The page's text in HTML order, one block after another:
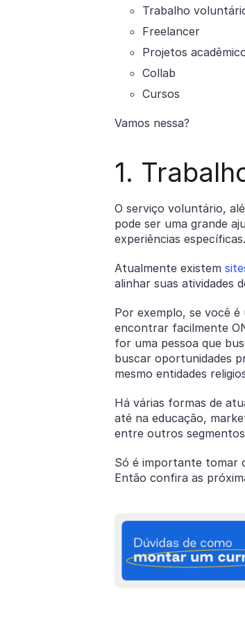
Trabalho
Freelancer
Projetos
Collab
Cursos
Vamos nessa?
1.
O serviço voluntário,
pode ser uma grande
experiências específicas.
Atualmente existem
alinhar suas atividades
Por exemplo, se você
encontrar facilmente
for uma pessoa que
buscar oportunidades
mesmo entidades
Há várias formas de
até na educação,
entre outros
Só é importante tomar
Então confira as